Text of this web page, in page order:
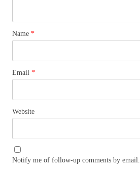
Name *
Email *
Website
Notify me of follow-up comments by email.